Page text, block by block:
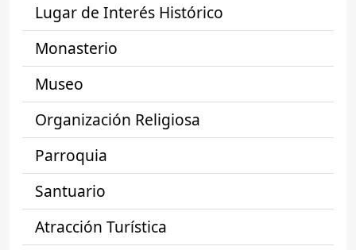
Lugar de Interés Histórico
Monasterio
Museo
Organización Religiosa
Parroquia
Santuario
Atracción Turística